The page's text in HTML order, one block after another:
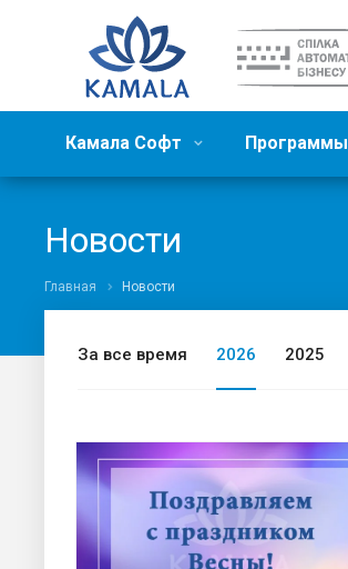
Камала Софт Программы
Новости
Главная Новости
За все время 2026 2025